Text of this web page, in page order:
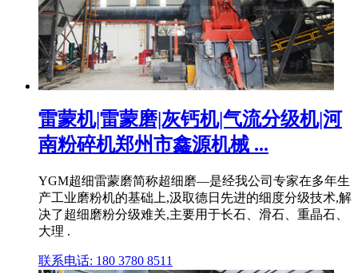
雷蒙机|雷蒙磨|灰钙机|气流分级机|河
南粉碎机郑州市鑫源机械 ...
YGM超细雷蒙磨简称超细磨—是经我公司专家在多年生
产工业磨粉机的基础上,汲取德日先进的细度分级技术,解
决了超细磨粉分级难关,主要用于长石、滑石、重晶石、
大理 .
联系电话: 180 3780 8511